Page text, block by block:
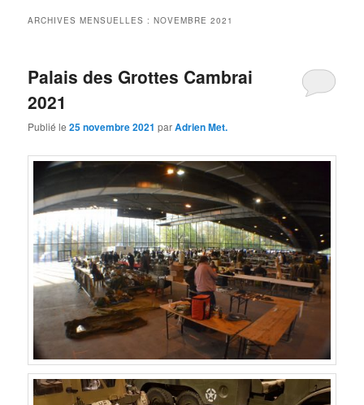
principal
secondaire
ARCHIVES MENSUELLES :NOVEMBRE 2021
Palais des Grottes Cambrai
2021
Publié le25 novembre 2021 parAdrien Met.